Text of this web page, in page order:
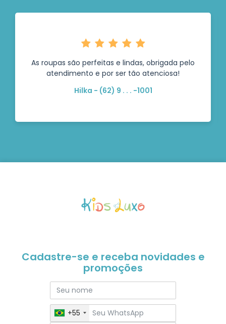
As roupas são perfeitas e lindas, obrigada pelo
atendimento e por ser tão atenciosa!
Hilka - (62) 9 . . . -1001
Cadastre-se e receba novidades e
promoções
+55